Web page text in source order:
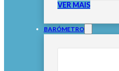
VER MAIS
BARÓMETRO